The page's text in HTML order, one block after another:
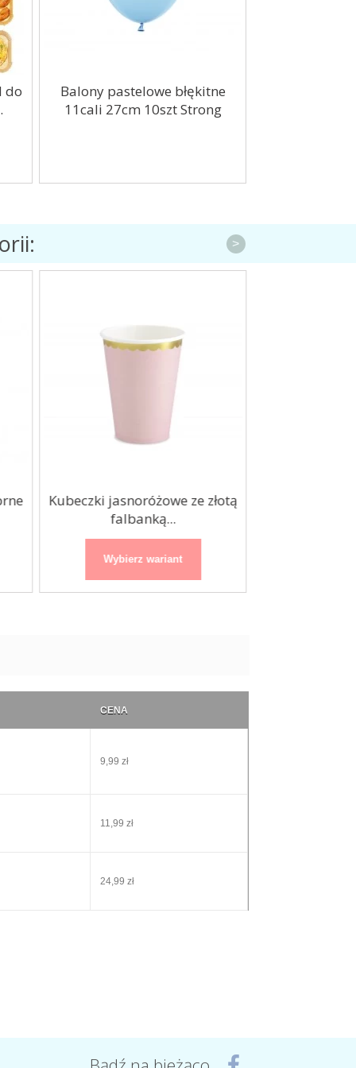
do
Balony pastelowe błękitne
11cali 27cm 10szt Strong
Kubeczki jasnoróżowe ze złotą
falbanką...
Wybierz wariant
>
CENA
9,99 zł
11,99 zł
24,99 zł